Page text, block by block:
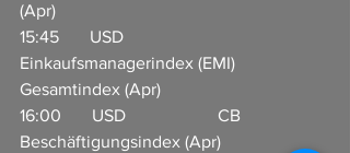
(Apr)
15:45       USD
Einkaufsmanagerindex (EMI)
Gesamtindex (Apr)
16:00       USD                     CB
Beschäftigungsindex (Apr)